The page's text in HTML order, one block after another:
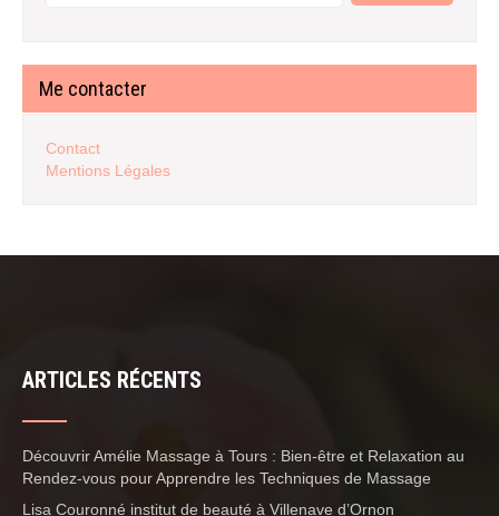
Me contacter
Contact
Mentions Légales
ARTICLES RÉCENTS
Découvrir Amélie Massage à Tours : Bien-être et Relaxation au
Rendez-vous pour Apprendre les Techniques de Massage
Lisa Couronné institut de beauté à Villenave d’Ornon